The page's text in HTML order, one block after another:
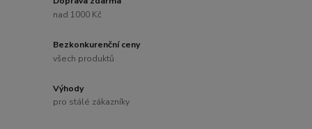
nad 1000 Kč
Bezkonkurenční ceny
všech produktů
Výhody
pro stálé zákazníky